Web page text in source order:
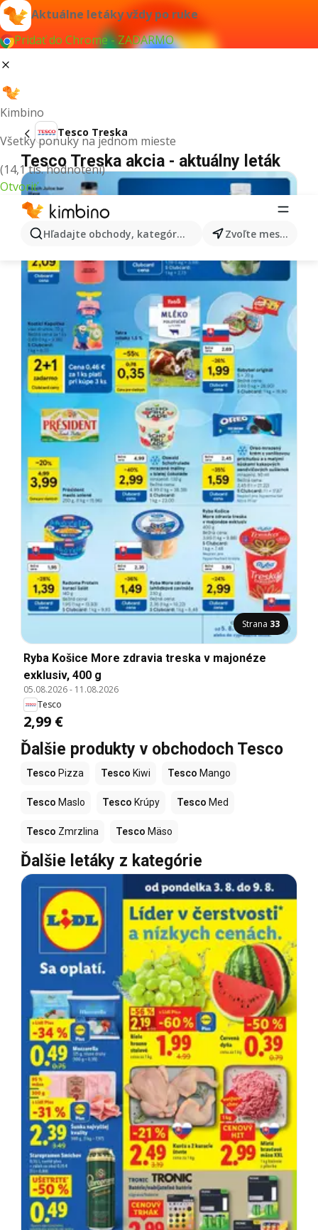
Aktuálne letáky vždy po ruke
Pridať do Chrome - ZADARMO
Kimbino
Všetky ponuky na jednom mieste
(14,1 tis. hodnotení)
Otvoriť
Hľadajte obchody, kategórie, produkty... Zvoľte mesto
Tesco Treska
Tesco Treska akcia - aktuálny leták
Strana 33
Ryba Košice More zdravia treska v majonéze
exklusiv, 400 g
05.08.2026- 11.08.2026
Tesco
2,99 €
Ďalšie produkty v obchodoch Tesco
Tesco Pizza Tesco Kiwi Tesco Mango
Tesco Maslo Tesco Krúpy Tesco Med
Tesco Zmrzlina Tesco Mäso
Ďalšie letáky z kategórie